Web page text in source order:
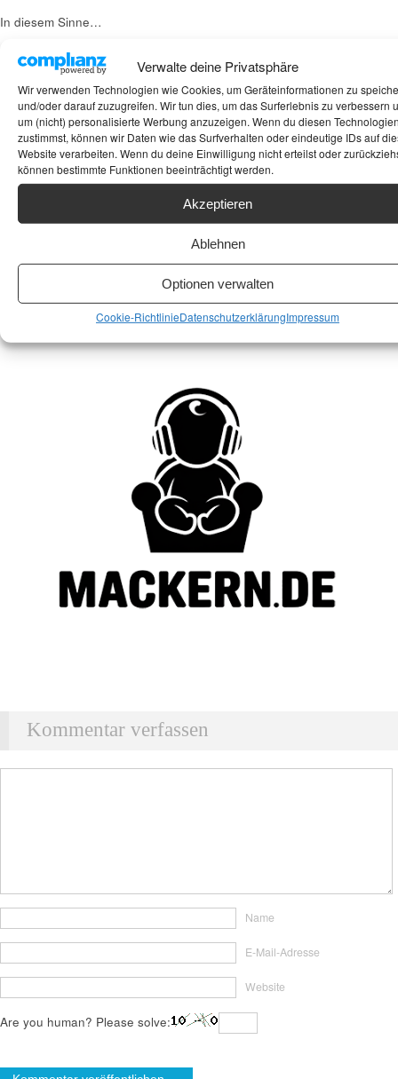
Verwalte deine Privatsphäre
Wir verwenden Technologien wie Cookies, um Geräteinformationen zu
und/oder darauf zuzugreifen. Wir tun dies, um das Surferlebnis zu verbessern
um (nicht) personalisierte Werbung anzuzeigen. Wenn du diesen
zustimmst, können wir Daten wie das Surfverhalten oder eindeutige IDs auf
Website verarbeiten. Wenn du deine Einwilligung nicht erteilst oder
können bestimmte Funktionen beeinträchtigt werden.
Akzeptieren
Ablehnen
Optionen verwalten
Cookie-RichtlinieDatenschutzerklärungImpressum
In diesem Sinne…
Willst Du Deinen High-End-Boliden klanglich
voll ausreizen? Schau mal beiAliexpressvorbei
– dort findest Du oft massive Netzkabel für die
enorme Leistungsaufnahme Deiner Endstufe,
hochwertige XLR-Silberkabel oder spezielles
Zubehör zur Vibrationsdämpfung, um das volle
Potenzial Deiner KSA-i400 auszuschöpfen!
Kommentar verfassen
Name
E-Mail-Adresse
Website
Are you human? Please solve: